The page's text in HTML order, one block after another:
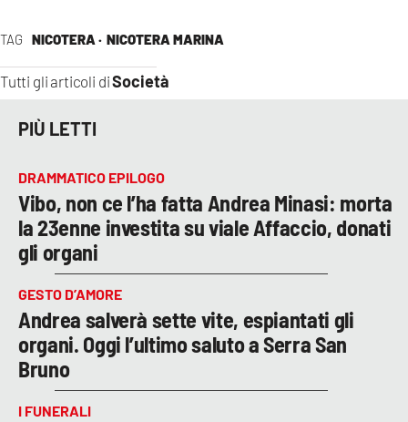
TAG NICOTERA · NICOTERA MARINA
Tutti gli articoli diSocietà
PIÙ LETTI
DRAMMATICO EPILOGO
Vibo, non ce l’ha fatta Andrea Minasi: morta
la 23enne investita su viale Affaccio, donati
gli organi
GESTO D’AMORE
Andrea salverà sette vite, espiantati gli
organi. Oggi l’ultimo saluto a Serra San
Bruno
I FUNERALI